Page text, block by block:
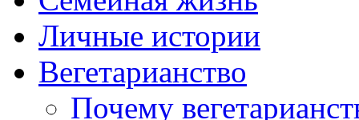
Личные истории
Вегетарианство
Почему